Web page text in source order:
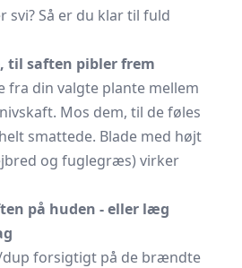
svi? Så er du klar til fuld
til saften pibler frem
fra din valgte plante mellem
Mos dem, til de føles
smattede. Blade med højt
og fuglegræs) virker
på huden - eller læg
forsigtigt på de brændte